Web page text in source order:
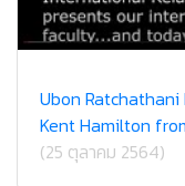
Ubon
Kent Hamilton
(25 ตุลาคม 2564)